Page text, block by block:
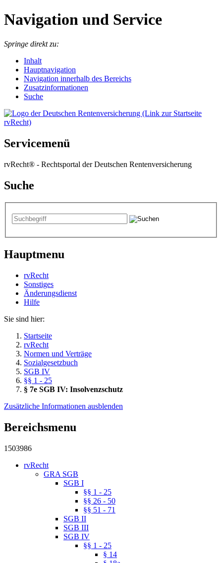
Navigation und Service
Springe direkt zu:
Inhalt
Hauptnavigation
Navigation innerhalb des Bereichs
Zusatzinformationen
Suche
Servicemenü
rvRecht® - Rechtsportal der Deutschen Rentenversicherung
Suche
Hauptmenu
rvRecht
Sonstiges
Änderungsdienst
Hil­fe
Sie sind hier:
Startseite
rvRecht
Normen und Verträge
Sozialgesetzbuch
SGB IV
§§ 1 - 25
§ 7e SGB IV: Insolvenzschutz
Zusätzliche Informationen ausblenden
Bereichsmenu
1503986
rvRecht
GRA SGB
SGB I
§§ 1 - 25
§§ 26 - 50
§§ 51 - 71
SGB II
SGB III
SGB IV
§§ 1 - 25
§ 14